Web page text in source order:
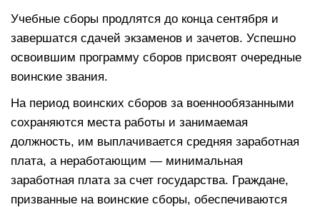
Учебные сборы продлятся до конца сентября и
завершатся сдачей экзаменов и зачетов. Успешно
освоившим программу сборов присвоят очередные
воинские звания.
На период воинских сборов за военнообязанными
сохраняются места работы и занимаемая
должность, им выплачивается средняя заработная
плата, а неработающим — минимальная
заработная плата за счет государства. Граждане,
призванные на воинские сборы, обеспечиваются